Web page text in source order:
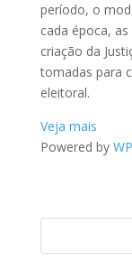
período, o
cada época,
criação da
tomadas para
eleitoral.
Veja mais
Powered by